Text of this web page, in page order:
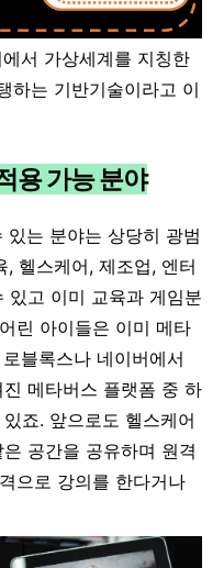
서 가상세계를 지칭한
하는 기반기술이라고 이
용 가능 분야
있는 분야는 상당히 광범
, 헬스케어, 제조업, 엔터
있고 이미 교육과 게임분
린 아이들은 이미 메타
블록스나 네이버에서
메타버스 플랫폼 중 하
죠. 앞으로도 헬스케어
공간을 공유하며 원격
으로 강의를 한다거나